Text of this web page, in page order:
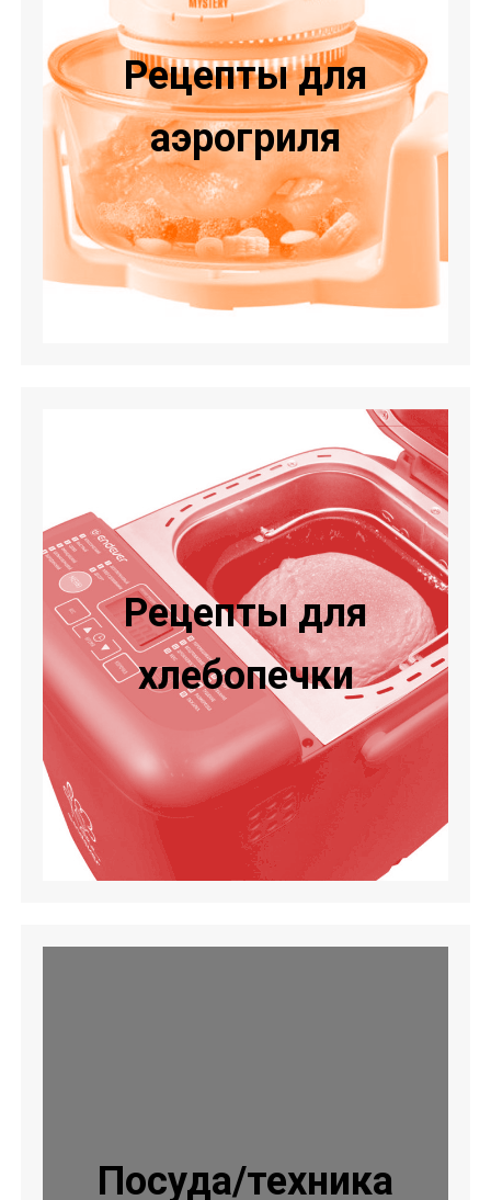
Рецепты для
аэрогриля
Рецепты для
хлебопечки
Посуда/техника